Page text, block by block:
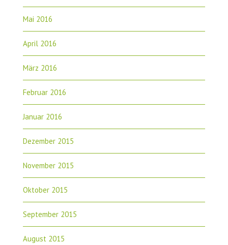
Mai 2016
April 2016
März 2016
Februar 2016
Januar 2016
Dezember 2015
November 2015
Oktober 2015
September 2015
August 2015